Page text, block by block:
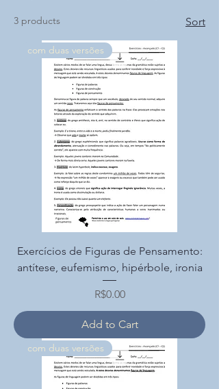
3 products Sort
com duas versões
Exercícios de Figuras de Pensamento:
antítese, eufemismo, hipérbole, ironia
Price
R$0.00
Add to Cart
com duas versões